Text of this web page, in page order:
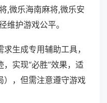
,微乐海南麻将,微乐安
维护游戏公平。
生成专用辅助工具，
实现“必胜”效果，适
），但需注意遵守游戏